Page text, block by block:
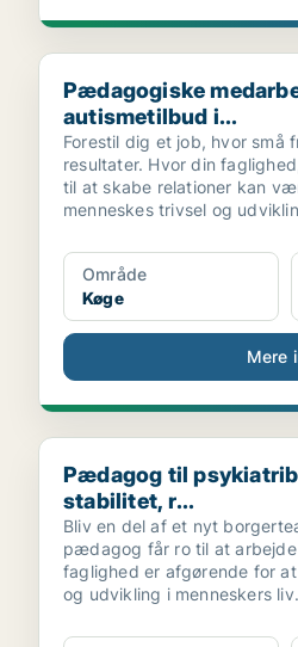
Pædagogiske
Pædagogiske
autismetilbud i...
Forestil dig et job, hvor små
resultater. Hvor din
til at skabe relationer kan
menneskes trivsel og
Område
Køge
Mere
Pædagog til
Pædagog til
stabilitet, r...
Bliv en del af et nyt
pædagog får ro til at
faglighed er afgørende for
og udvikling i menneskers